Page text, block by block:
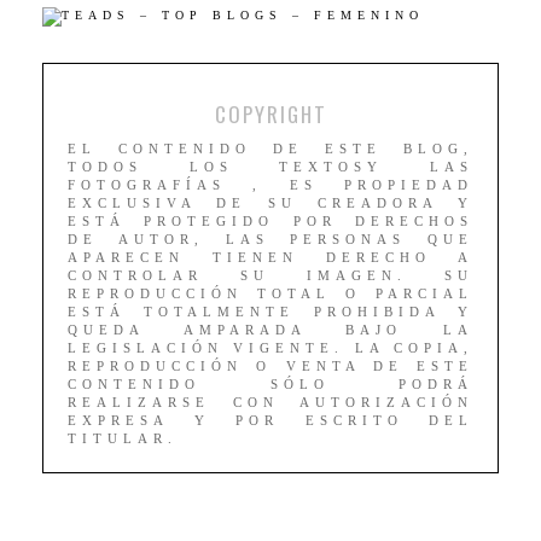
COPYRIGHT
EL CONTENIDO DE ESTE BLOG,
TODOS LOS TEXTOSY LAS
FOTOGRAFÍAS , ES PROPIEDAD
EXCLUSIVA DE SU CREADORA Y
ESTÁ PROTEGIDO POR DERECHOS
DE AUTOR, LAS PERSONAS QUE
APARECEN TIENEN DERECHO A
CONTROLAR SU IMAGEN. SU
REPRODUCCIÓN TOTAL O PARCIAL
ESTÁ TOTALMENTE PROHIBIDA Y
QUEDA AMPARADA BAJO LA
LEGISLACIÓN VIGENTE. LA COPIA,
REPRODUCCIÓN O VENTA DE ESTE
CONTENIDO SÓLO PODRÁ
REALIZARSE CON AUTORIZACIÓN
EXPRESA Y POR ESCRITO DEL
TITULAR.